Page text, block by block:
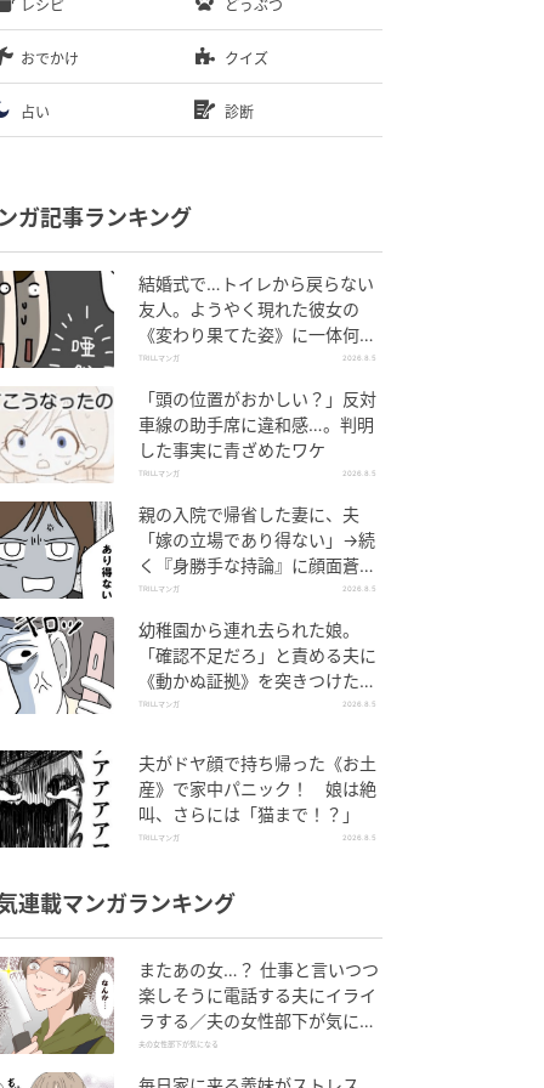
レシピ どうぶつ
おでかけ クイズ
占い 診断
ガ記事ランキング
結婚式で…トイレから戻らない
友人。ようやく現れた彼女の
《変わり果てた姿》に一体何
が！？
TRILLマンガ 2026.8.5
「頭の位置がおかしい？」反対
車線の助手席に違和感…。判明
した事実に青ざめたワケ
TRILLマンガ 2026.8.5
親の入院で帰省した妻に、夫
「嫁の立場であり得ない」→続
く『身勝手な持論』に顔面蒼
白！
TRILLマンガ 2026.8.5
幼稚園から連れ去られた娘。
「確認不足だろ」と責める夫に
《動かぬ証拠》を突きつけた結
果
TRILLマンガ 2026.8.5
夫がドヤ顔で持ち帰った《お土
産》で家中パニック！ 娘は絶
叫、さらには「猫まで！？」
TRILLマンガ 2026.8.5
連載マンガランキング
またあの女…？ 仕事と言いつつ
楽しそうに電話する夫にイライ
ラする／夫の女性部下が気にな
る（1）【夫婦の危機 まんが】
夫の女性部下が気になる